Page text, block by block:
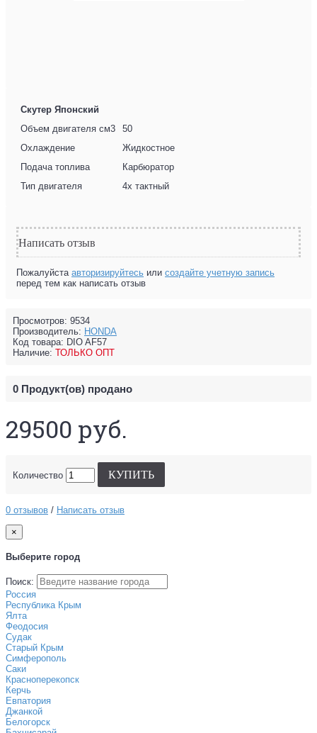
Скутер Японский
Объем двигателя см3
50
Охлаждение
Жидкостное
Подача топлива
Карбюратор
Тип двигателя
4х тактный
Написать отзыв
Пожалуйста авторизируйтесь или создайте учетную запись
перед тем как написать отзыв
Просмотров: 9534
Производитель: HONDA
Код товара: DIO AF57
Наличие: ТОЛЬКО ОПТ
0 Продукт(ов) продано
29500 руб.
Количество КУПИТЬ
0 отзывов / Написать отзыв
×
Выберите город
Поиск:
Россия
Республика Крым
Ялта
Феодосия
Судак
Старый Крым
Симферополь
Саки
Красноперекопск
Керчь
Евпатория
Джанкой
Белогорск